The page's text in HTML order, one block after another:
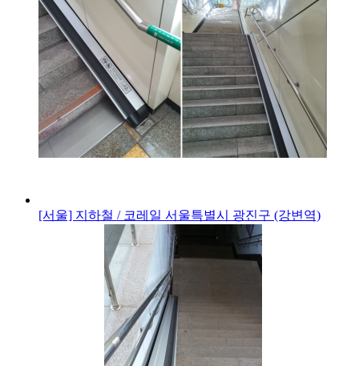
[서울] 지하철 / 코레일 서울특별시 광진구 (강변역)